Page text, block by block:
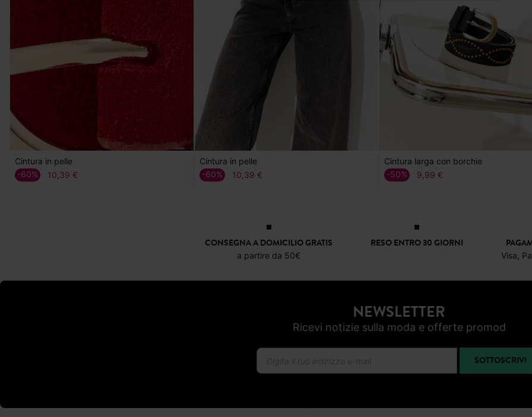
Cintura in pelle
10,39 €
-60%
Cintura in pelle
10,39 €
-60%
Cintura larga con borchie
9,99 €
-50%
CONSEGNA A DOMICILIO GRATIS
a partire da 50€
RESO ENTRO 30 GIORNI
Visa,
NEWSLETTER
Ricevi notizie sulla moda e offerte promod
SOTTOSCRIVI